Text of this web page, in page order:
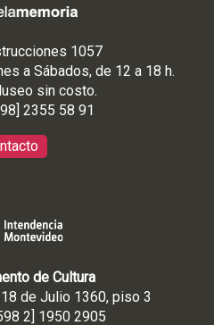
1057
a Sábados, de 12 a 18 h.
sin costo.
2355 58 91
de Cultura
de Julio 1360, piso 3
2] 1950 2905